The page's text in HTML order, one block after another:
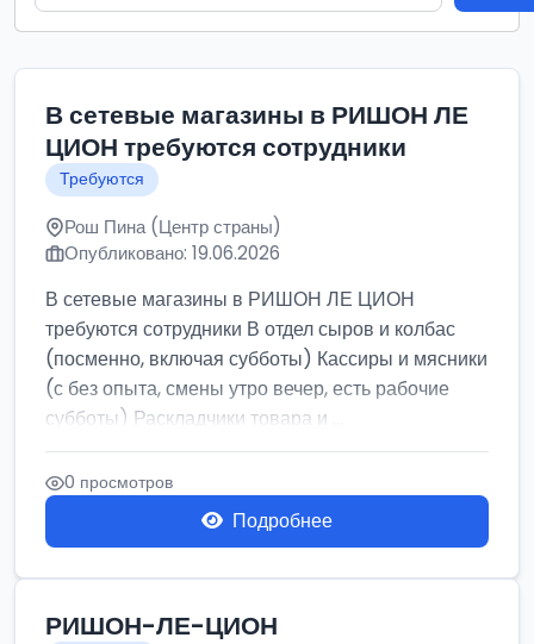
В сетевые магазины в РИШОН ЛЕ
ЦИОН требуются сотрудники
Требуются
Рош Пина (Центр страны)
Опубликовано: 19.06.2026
В сетевые магазины в РИШОН ЛЕ ЦИОН
требуются сотрудники В отдел сыров и колбас
(посменно, включая субботы) Кассиры и мясники
(с без опыта, смены утро вечер, есть рабочие
субботы) Раскладчики товара и ...
0 просмотров
Подробнее
РИШОН-ЛЕ-ЦИОН